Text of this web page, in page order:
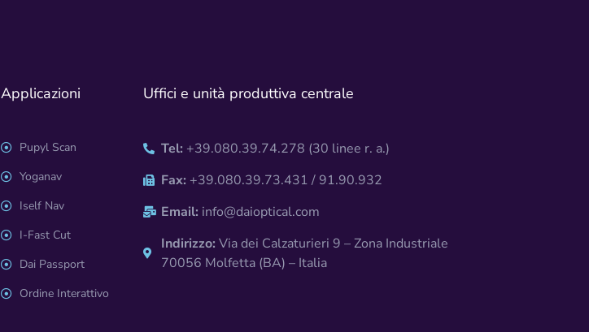
Applicazioni
Pupyl Scan
Yoganav
Iself Nav
I-Fast Cut
Dai Passport
Ordine Interattivo
Uffici e unità produttiva centrale
Tel: +39.080.39.74.278 (30 linee r. a.)
Fax: +39.080.39.73.431 / 91.90.932
Email: info@daioptical.com
Indirizzo: Via dei Calzaturieri 9 – Zona Industriale
70056 Molfetta (BA) – Italia